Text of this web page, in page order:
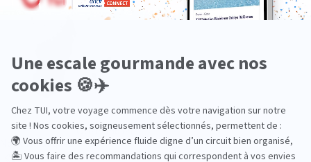
Océan Indien
Nos thématiques